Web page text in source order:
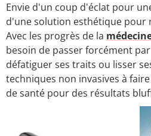
Envie d'un coup d'éclat pour
d'une solution esthétique pour
Avec les progrès de la
besoin de passer forcément
défatiguer ses traits ou lisser
techniques non invasives à
de santé pour des résultats